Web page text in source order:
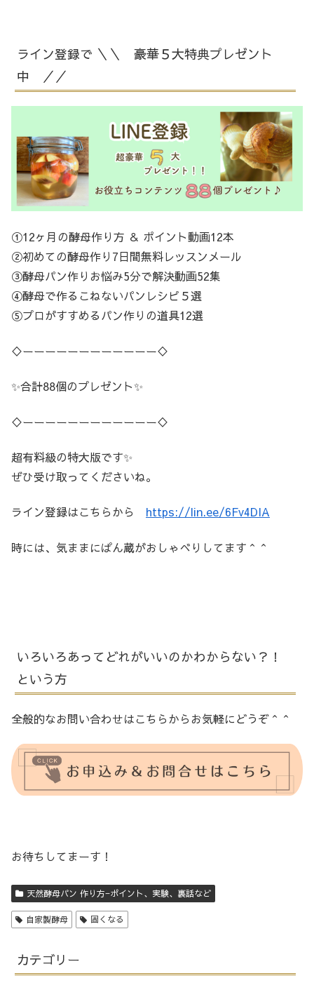
ライン登録で ＼＼ 豪華５大特典プレゼント
中 ／／
①12ヶ月の酵母作り方 ＆ ポイント動画12本
②初めての酵母作り7日間無料レッスンメール
③酵母パン作りお悩み5分で解決動画52集
④酵母で作るこねないパンレシピ５選
⑤プロがすすめるパン作りの道具12選
♢ーーーーーーーーーーーー♢
✨合計88個のプレゼント✨
♢ーーーーーーーーーーーー♢
超有料級の特大版です✨
ぜひ受け取ってくださいね。
ライン登録はこちらから https://lin.ee/6Fv4DIA
時には、気ままにぱん蔵がおしゃべりしてます＾＾
いろいろあってどれがいいのかわからない？！
という方
全般的なお問い合わせはこちらからお気軽にどうぞ＾＾
お待ちしてまーす！
天然酵母パン 作り方−ポイント、実験、裏話など
自家製酵母 固くなる
カテゴリー